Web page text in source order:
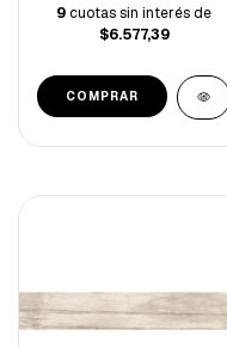
9cuotas sin interés de
$6.577,39